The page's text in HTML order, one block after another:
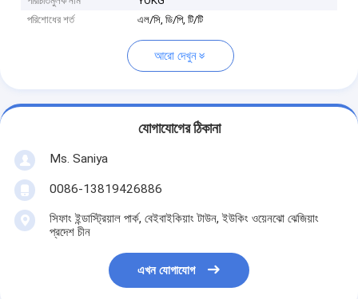
পরিশোধের শর্ত
এল/সি, ডি/পি, টি/টি
আরো দেখুন
যোগাযোগের ঠিকানা
Ms. Saniya
0086-13819426886
সিফাং ইন্ডাস্ট্রিয়াল পার্ক, বেইবাইকিয়াং টাউন, ইউকিং ওয়েনঝো ঝেজিয়াং
প্রদেশ চীন
এখন যোগাযোগ